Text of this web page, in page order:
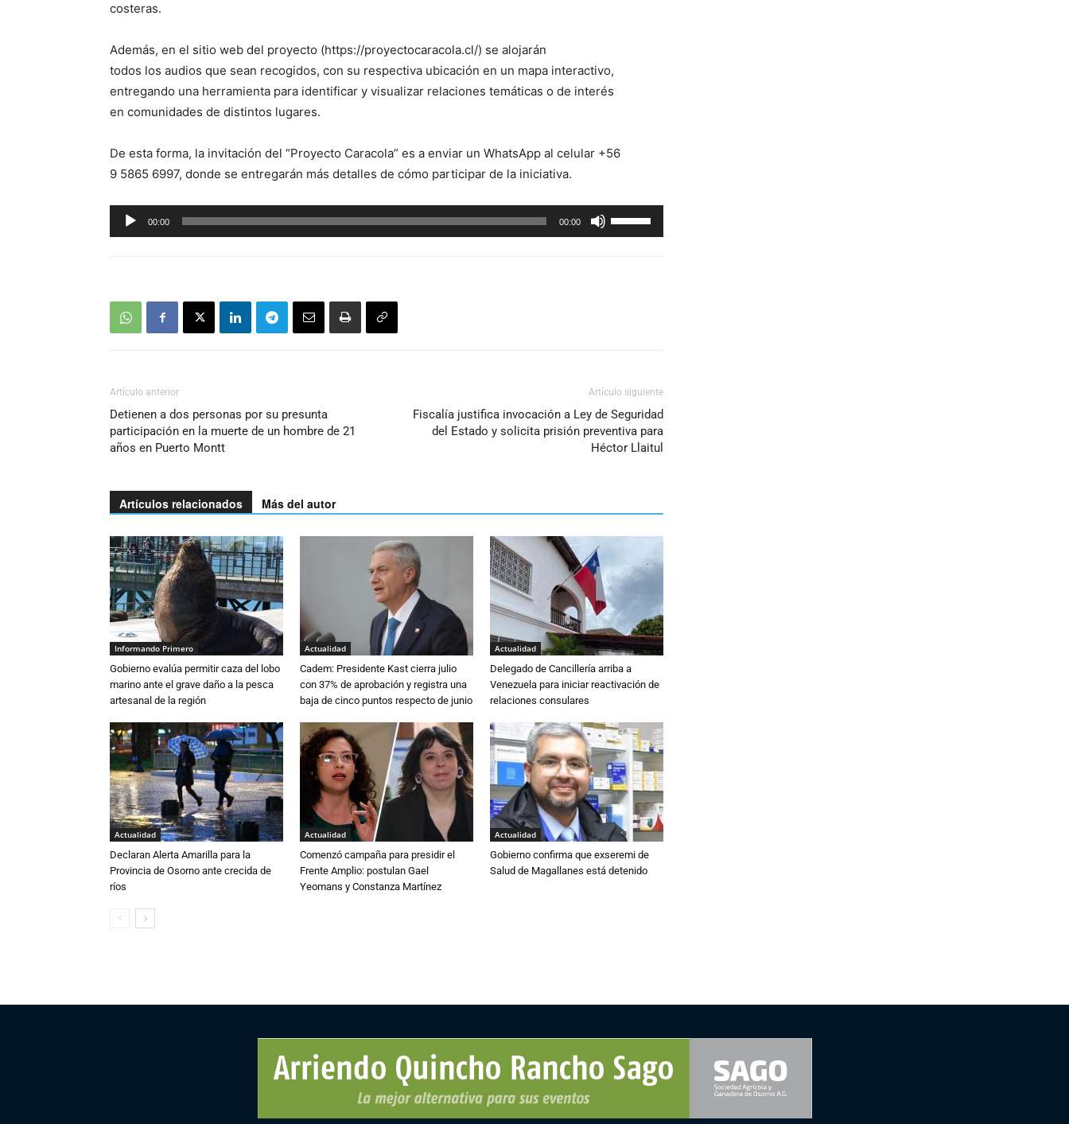
costeras.
Además, en el sitio web del proyecto (https://proyectocaracola.cl/) se alojarán
todos los audios que sean recogidos, con su respectiva ubicación en un mapa interactivo,
entregando una herramienta para identificar y visualizar relaciones temáticas o de interés
en comunidades de distintos lugares.
De esta forma, la invitación del “Proyecto Caracola” es a enviar un WhatsApp al celular +56
9 5865 6997, donde se entregarán más detalles de cómo participar de la iniciativa.
Reproductor
de
00:00 00:00
las
disminuir
el
volumen.
Artículo anterior
Detienen a dos personas por su presunta
participación en la muerte de un hombre de 21
años en Puerto Montt
Artículo siguiente
Fiscalía justifica invocación a Ley de Seguridad
del Estado y solicita prisión preventiva para
Héctor Llaitul
Artículos relacionados Más del autor
Informando Primero
Gobierno evalúa permitir caza del lobo
marino ante el grave daño a la pesca
artesanal de la región
Actualidad
Cadem: Presidente Kast cierra julio
con 37% de aprobación y registra una
baja de cinco puntos respecto de junio
Actualidad
Delegado de Cancillería arriba a
Venezuela para iniciar reactivación de
relaciones consulares
Actualidad
Declaran Alerta Amarilla para la
Provincia de Osorno ante crecida de
ríos
Actualidad
Comenzó campaña para presidir el
Frente Amplio: postulan Gael
Yeomans y Constanza Martínez
Actualidad
Gobierno confirma que exseremi de
Salud de Magallanes está detenido